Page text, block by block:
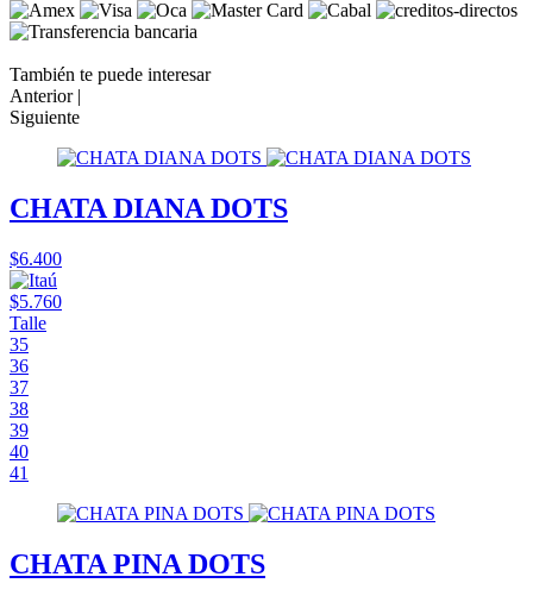
También te puede interesar
Anterior |
Siguiente
CHATA DIANA DOTS
$6.400
$5.760
Talle
35
36
37
38
39
40
41
CHATA PINA DOTS